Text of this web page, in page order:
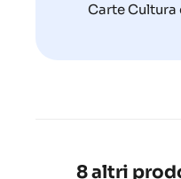
Carte Cultura
8 altri